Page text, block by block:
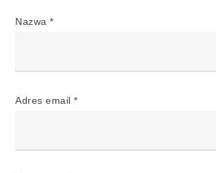
Nazwa*
Adres email*